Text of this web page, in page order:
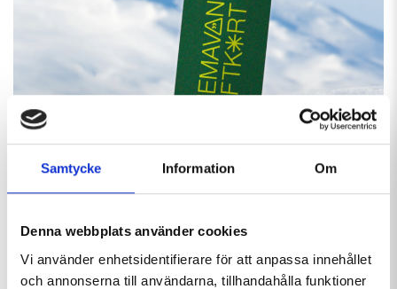
Samtycke Information Om
Denna webbplats använder cookies
Vi använder enhetsidentifierare för att anpassa innehållet
och annonserna till användarna, tillhandahålla funktioner
25% PÅ LIFTKORT
dig som anställd på ASPIA möjligheten att köpa liftkort
med vår absolut största rabatt. Använd kampanjkoden
ASPIAför att få hela 25 % rabatt på ditt liftkort.